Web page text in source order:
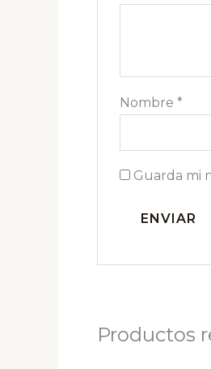
Nombre *
Guarda mi
Productos